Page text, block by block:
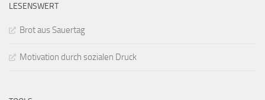
LESENSWERT
Brot aus Sauertag
Motivation durch sozialen Druck